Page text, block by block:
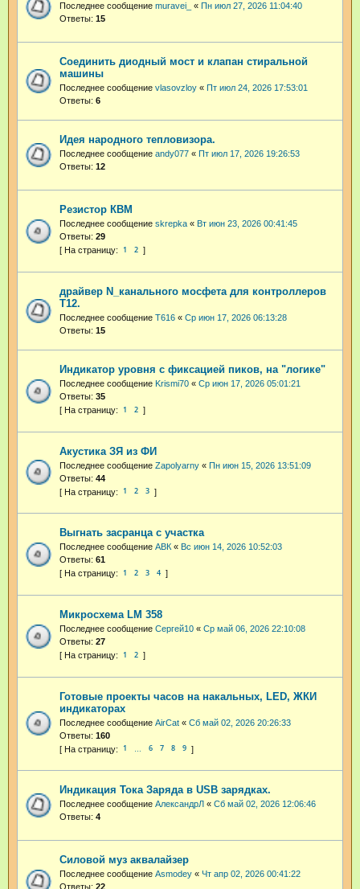
Последнее сообщение muravei_ « Пн июл 27, 2026 11:04:40
Ответы: 15
Соединить диодный мост и клапан стиральной
машины
Последнее сообщение vlasovzloy « Пт июл 24, 2026 17:53:01
Ответы: 6
Идея народного тепловизора.
Последнее сообщение andy077 « Пт июл 17, 2026 19:26:53
Ответы: 12
Резистор КВМ
Последнее сообщение skrepka « Вт июн 23, 2026 00:41:45
Ответы: 29
1 2
драйвер N_канального мосфета для контроллеров
Т12.
Последнее сообщение T616 « Ср июн 17, 2026 06:13:28
Ответы: 15
Индикатор уровня с фиксацией пиков, на "логике"
Последнее сообщение Krismi70 « Ср июн 17, 2026 05:01:21
Ответы: 35
1 2
Акустика ЗЯ из ФИ
Последнее сообщение Zapolyarny « Пн июн 15, 2026 13:51:09
Ответы: 44
1 2 3
Выгнать засранца с участка
Последнее сообщение АВК « Вс июн 14, 2026 10:52:03
Ответы: 61
1 2 3 4
Микросхема LM 358
Последнее сообщение Cepгeй10 « Ср май 06, 2026 22:10:08
Ответы: 27
1 2
Готовые проекты часов на накальных, LED, ЖКИ
индикаторах
Последнее сообщение AirCat « Сб май 02, 2026 20:26:33
Ответы: 160
1 6 7 8 9
Индикация Тока Заряда в USB зарядках.
Последнее сообщение АлександрЛ « Сб май 02, 2026 12:06:46
Ответы: 4
Силовой муз аквалайзер
Последнее сообщение Asmodey « Чт апр 02, 2026 00:41:22
Ответы: 22